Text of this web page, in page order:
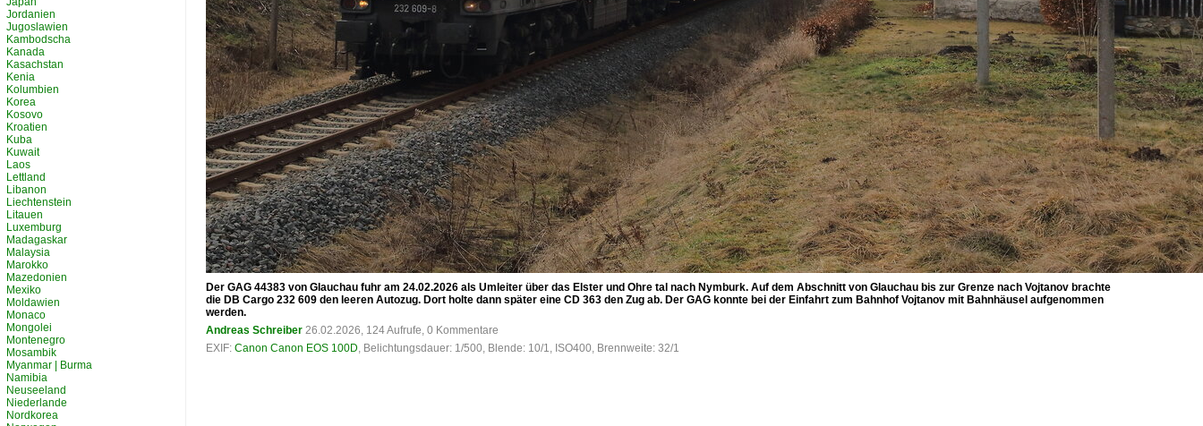
Der GAG 44383 von Glauchau fuhr am 24.02.2026 als Umleiter über das Elster und Ohre tal nach Nymburk. Auf dem Abschnitt von Glauchau bis zur Grenze nach Vojtanov brachte
die DB Cargo 232 609 den leeren Autozug. Dort holte dann später eine CD 363 den Zug ab. Der GAG konnte bei der Einfahrt zum Bahnhof Vojtanov mit Bahnhäusel aufgenommen
werden.
Andreas Schreiber 26.02.2026, 124 Aufrufe, 0 Kommentare
EXIF: Canon Canon EOS 100D, Belichtungsdauer: 1/500, Blende: 10/1, ISO400, Brennweite: 32/1
Jordanien
Jugoslawien
Kambodscha
Kanada
Kasachstan
Kenia
Kolumbien
Korea
Kosovo
Kroatien
Kuba
Kuwait
Laos
Lettland
Libanon
Liechtenstein
Litauen
Luxemburg
Madagaskar
Malaysia
Marokko
Mazedonien
Mexiko
Moldawien
Monaco
Mongolei
Montenegro
Mosambik
Myanmar | Burma
Namibia
Neuseeland
Niederlande
Nordkorea